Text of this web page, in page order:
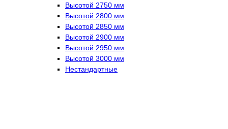
Высотой 2750 мм
Высотой 2800 мм
Высотой 2850 мм
Высотой 2900 мм
Высотой 2950 мм
Высотой 3000 мм
Нестандартные